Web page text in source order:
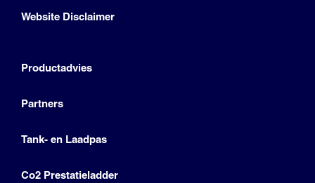
Website Disclaimer
Productadvies
Partners
Tank- en Laadpas
Co2 Prestatieladder